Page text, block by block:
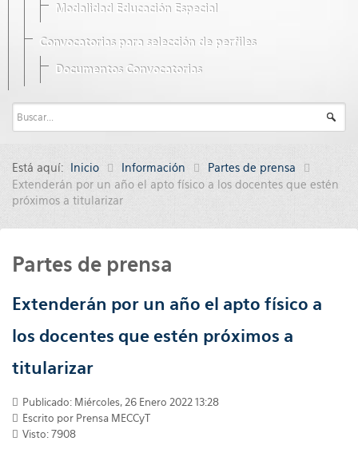
Modalidad Educación Especial
Convocatorias para selección de perfiles
Documentos Convocatorias
Está aquí: Inicio Información
Partes de prensa
Extenderán por un año el apto físico a los docentes que estén
próximos a titularizar
Partes de prensa
Extenderán por un año el apto físico a
los docentes que estén próximos a
titularizar
Publicado: Miércoles, 26 Enero 2022 13:28
Escrito por Prensa MECCyT
Visto: 7908